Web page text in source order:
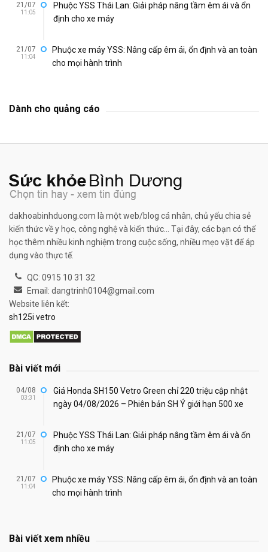
21/07
11:05
Phuộc YSS Thái Lan: Giải pháp nâng tầm êm ái và ổn
định cho xe máy
21/07
11:04
Phuộc xe máy YSS: Nâng cấp êm ái, ổn định và an toàn
cho mọi hành trình
Dành cho quảng cáo
dakhoabinhduong.com là một web/blog cá nhân, chủ yếu chia sẻ
kiến thức về y học, công nghệ và kiến thức... Tại đây, các bạn có thể
học thêm nhiều kinh nghiệm trong cuộc sống, nhiều mẹo vặt để áp
dụng vào thực tế.
QC: 0915 10 31 32
Email: dangtrinh0104@gmail.com
Website liên kết:
sh125i vetro
Bài viết mới
04/08
03:31
Giá Honda SH150 Vetro Green chỉ 220 triệu cập nhật
ngày 04/08/2026 – Phiên bản SH Ý giới hạn 500 xe
21/07
11:05
Phuộc YSS Thái Lan: Giải pháp nâng tầm êm ái và ổn
định cho xe máy
21/07
11:04
Phuộc xe máy YSS: Nâng cấp êm ái, ổn định và an toàn
cho mọi hành trình
Bài viết xem nhiều